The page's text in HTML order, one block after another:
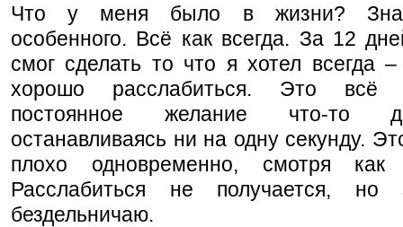
Что у меня было в жизни?
особенного. Всё как всегда. За 12
смог сделать то что я хотел всегда
хорошо расслабиться. Это всё
постоянное желание что-то
останавливаясь ни на одну секунду.
плохо одновременно, смотря как
Расслабиться не получается,
бездельничаю.